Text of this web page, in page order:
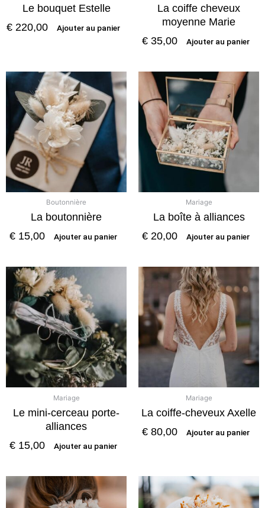
Le bouquet Estelle
€ 220,00 Ajouter au panier
La coiffe cheveux
moyenne Marie
€ 35,00 Ajouter au panier
Boutonnière
La boutonnière
€ 15,00 Ajouter au panier
Mariage
La boîte à alliances
€ 20,00 Ajouter au panier
Mariage
Le mini-cerceau porte-
alliances
€ 15,00 Ajouter au panier
Mariage
La coiffe-cheveux Axelle
€ 80,00 Ajouter au panier